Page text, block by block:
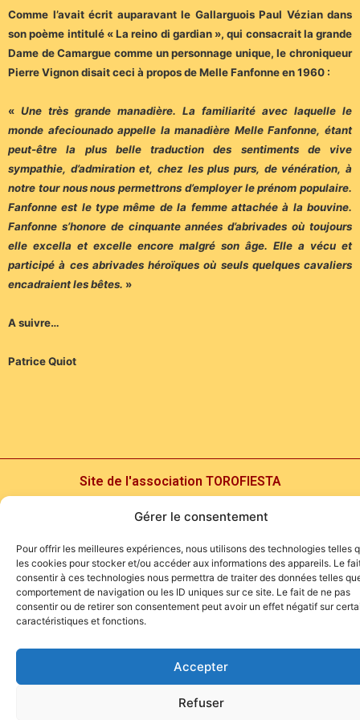
Gérer le consentement
Pour offrir les meilleures expériences, nous utilisons des technologies telles
les cookies pour stocker et/ou accéder aux informations des appareils. Le
consentir à ces technologies nous permettra de traiter des données telles
comportement de navigation ou les ID uniques sur ce site. Le fait de ne pas
consentir ou de retirer son consentement peut avoir un effet négatif sur
caractéristiques et fonctions.
Accepter
Refuser
Comme l’avait écrit auparavant le Gallarguois Paul Vézian dans
son poème intitulé « La reino di gardian », qui consacrait la grande
Dame de Camargue comme un personnage unique, le chroniqueur
Pierre Vignon disait ceci à propos de Melle Fanfonne en 1960 :
« Une très grande manadière. La familiarité avec laquelle le
monde afeciounado appelle la manadière Melle Fanfonne, étant
peut-être la plus belle traduction des sentiments de vive
sympathie, d’admiration et, chez les plus purs, de vénération, à
notre tour nous nous permettrons d’employer le prénom populaire.
Fanfonne est le type même de la femme attachée à la bouvine.
Fanfonne s’honore de cinquante années d’abrivades où toujours
elle excella et excelle encore malgré son âge. Elle a vécu et
participé à ces abrivades héroïques où seuls quelques cavaliers
encadraient les bêtes. »
A suivre…
Patrice Quiot
Site de l'association TOROFIESTA